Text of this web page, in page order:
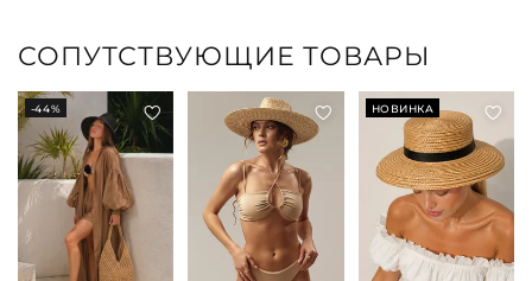
СОПУТСТВУЮЩИЕ ТОВАРЫ
-44% НОВИНКА